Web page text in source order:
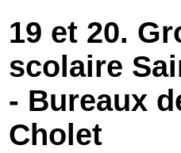
Vivre à Cholet
Economie
19 et 20.
scolaire
- Bureaux
Cholet